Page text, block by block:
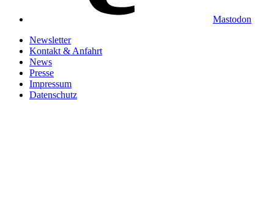
Mastodon
Newsletter
Kontakt & Anfahrt
News
Presse
Impressum
Datenschutz